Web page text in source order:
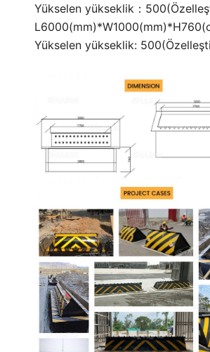
Yükselen yükseklik：
Yükselen yükseklik: